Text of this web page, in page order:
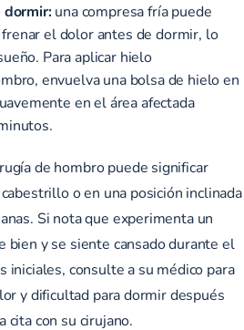
dormir:una compresa fría puede
el dolor antes de dormir, lo
Para aplicar hielo
envuelva una bolsa de hielo en
en el área afectada
de hombro puede significar
o en una posición inclinada
Si nota que experimenta un
y se siente cansado durante el
iniciales, consulte a su médico para
y dificultad para dormir después
cita con su cirujano.